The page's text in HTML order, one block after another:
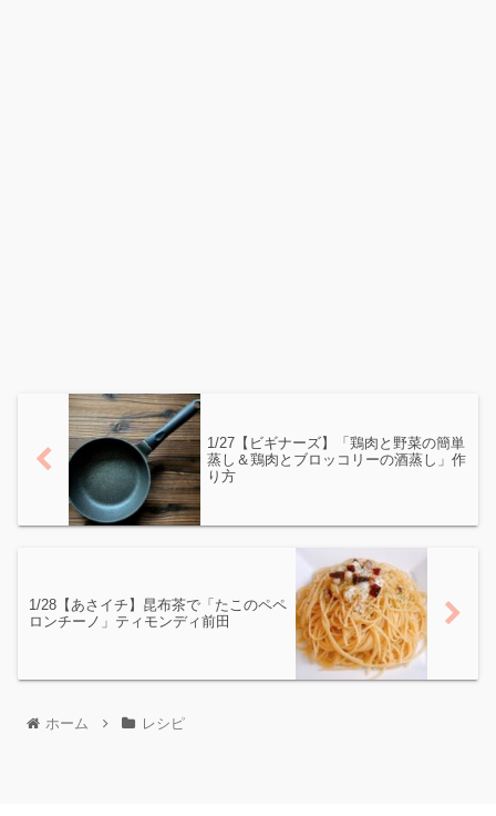
1/27【ビギナーズ】「鶏肉と野菜の簡単
蒸し＆鶏肉とブロッコリーの酒蒸し」作
り方
1/28【あさイチ】昆布茶で「たこのペペ
ロンチーノ」ティモンディ前田
ホーム レシピ